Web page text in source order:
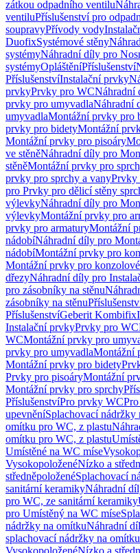
zátkou odpadního ventilu
ventiluPříslušenství pro
soupravyPřívody vody
DuofixSystémové stěny
systémyNáhradní díly pro
systémyOpláštěníPříslušenství
PříslušenstvíInstalační prvky
prvkyPrvky pro WCNáhradní
prvky pro umyvadlaNáhradní
umyvadlaMontážní prvky pro
prvky pro bidetyMontážní
Montážní prvky pro pisoáry
ve stěněNáhradní díly pro
stěněMontážní prvky pro
prvky pro sprchy a vanyPrvky
pro Prvky pro dělicí stěny
výlevkyNáhradní díly pro
výlevkyMontážní prvky pro
prvky pro armaturyMontážní
nádobíNáhradní díly pro
nádobíMontážní prvky pro
Montážní prvky pro
dřezyNáhradní díly pro
pro zásobníky na stěnu
zásobníky na stěnu
PříslušenstvíGeberit Kombifix
Instalační prvkyPrvky pro WC
WCMontážní prvky pro
prvky pro umyvadlaMontážní
Montážní prvky pro bidety
Prvky pro pisoáryMontážní
Montážní prvky pro sprchy
PříslušenstvíPro prvky WC
upevněníSplachovací nádržky
omítku pro WC, z plastu
omítku pro WC, z plastu
Umístěné na WC míse
VysokopoloženéNízko a
středněpoloženéSplachovací
sanitární keramikyNáhradní
pro WC, ze sanitární keramiky
pro Umístěný na WC míse
nádržky na omítkuNáhradní
splachovací nádržky na omítku
VysokopoloženéNízko a